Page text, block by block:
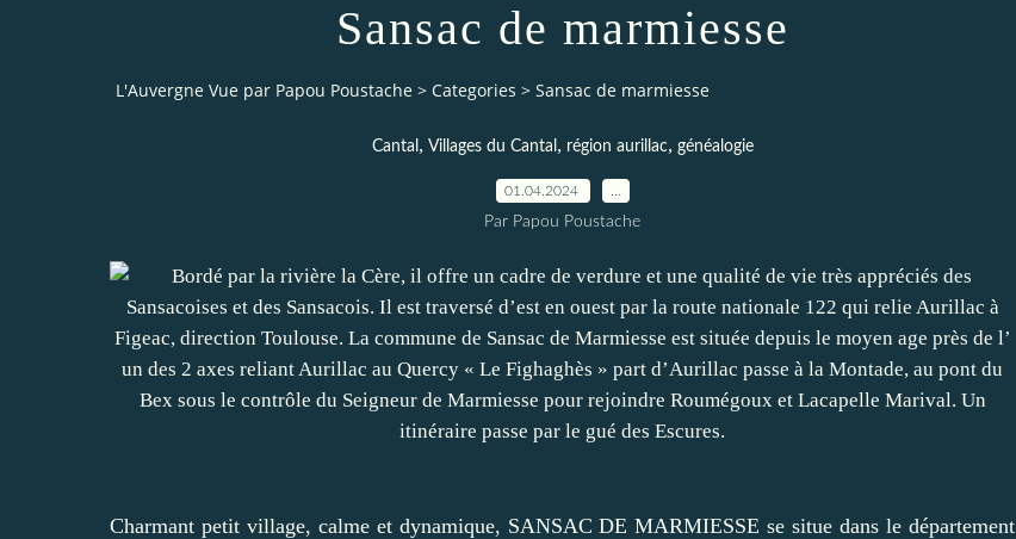
Sansac de marmiesse
L'Auvergne Vue par Papou Poustache > Categories > Sansac de marmiesse
Cantal , Villages du Cantal , région aurillac, généalogie
01.04.2024
Par Papou Poustache
Charmant petit village, calme et dynamique, SANSAC DE MARMIESSE se situe dans le département